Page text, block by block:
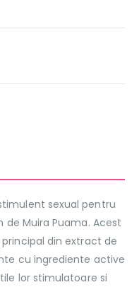
sexual pentru
Muira Puama. Acest
din extract de
cu ingrediente active
lor stimulatoare si